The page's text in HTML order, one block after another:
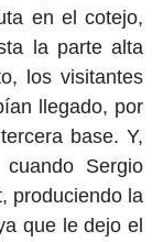
en el cotejo,
la parte alta
los visitantes
llegado, por
base. Y,
Sergio
produciendo la
que le dejo el